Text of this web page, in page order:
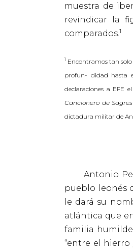
muestra de
revindicar la
comparados. 1
1 Encontramos tan solo
profun- didad hasta
declaraciones a EFE
Cancionero de Sagres
dictadura militar de
Antonio
pueblo leonés
le dará su
atlántica que
familia
“entre el hierro